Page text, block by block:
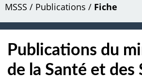
MSSS / Publications / Fiche
Publications du
de la Santé et des